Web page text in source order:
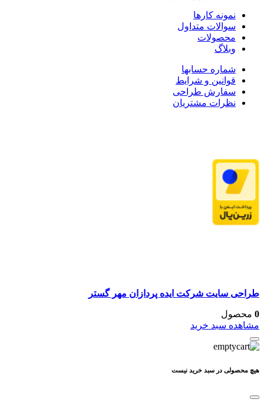
نمونه کارها
سوالات متداول
محصولات
وبلاگ
شماره حسابها
قوانین و شرایط
سفارش طراحی
نظرات مشتریان
طراحی سایت شرکت ایده پردازان مهر گستر
0 محصول
مشاهده سبد خرید
هیچ محصولی در سبد خرید نیست